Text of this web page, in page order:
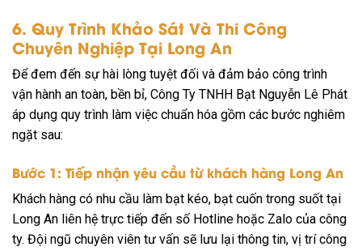
6. Quy Trình Khảo Sát Và Thi Công
Chuyên Nghiệp Tại Long An
Để đem đến sự hài lòng tuyệt đối và đảm bảo công trình
vận hành an toàn, bền bỉ, Công Ty TNHH Bạt Nguyễn Lê Phát
áp dụng quy trình làm việc chuẩn hóa gồm các bước nghiêm
ngặt sau:
Bước 1: Tiếp nhận yêu cầu từ khách hàng Long An
Khách hàng có nhu cầu làm bạt kéo, bạt cuốn trong suốt tại
Long An liên hệ trực tiếp đến số Hotline hoặc Zalo của công
ty. Đội ngũ chuyên viên tư vấn sẽ lưu lại thông tin, vị trí công